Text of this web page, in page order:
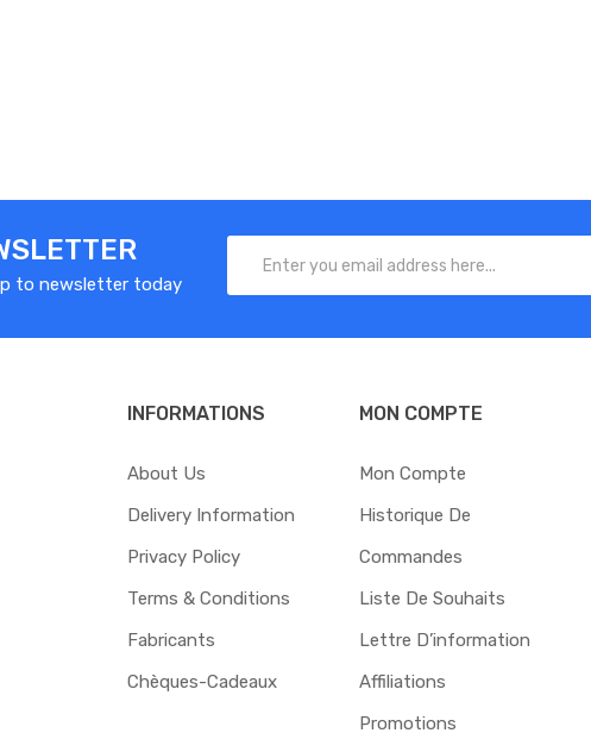
to newsletter today
INFORMATIONS
About Us
Delivery Information
Privacy Policy
Terms & Conditions
Fabricants
Chèques-Cadeaux
MON COMPTE
Mon Compte
Historique De
Commandes
Liste De Souhaits
Lettre D’information
Affiliations
Promotions